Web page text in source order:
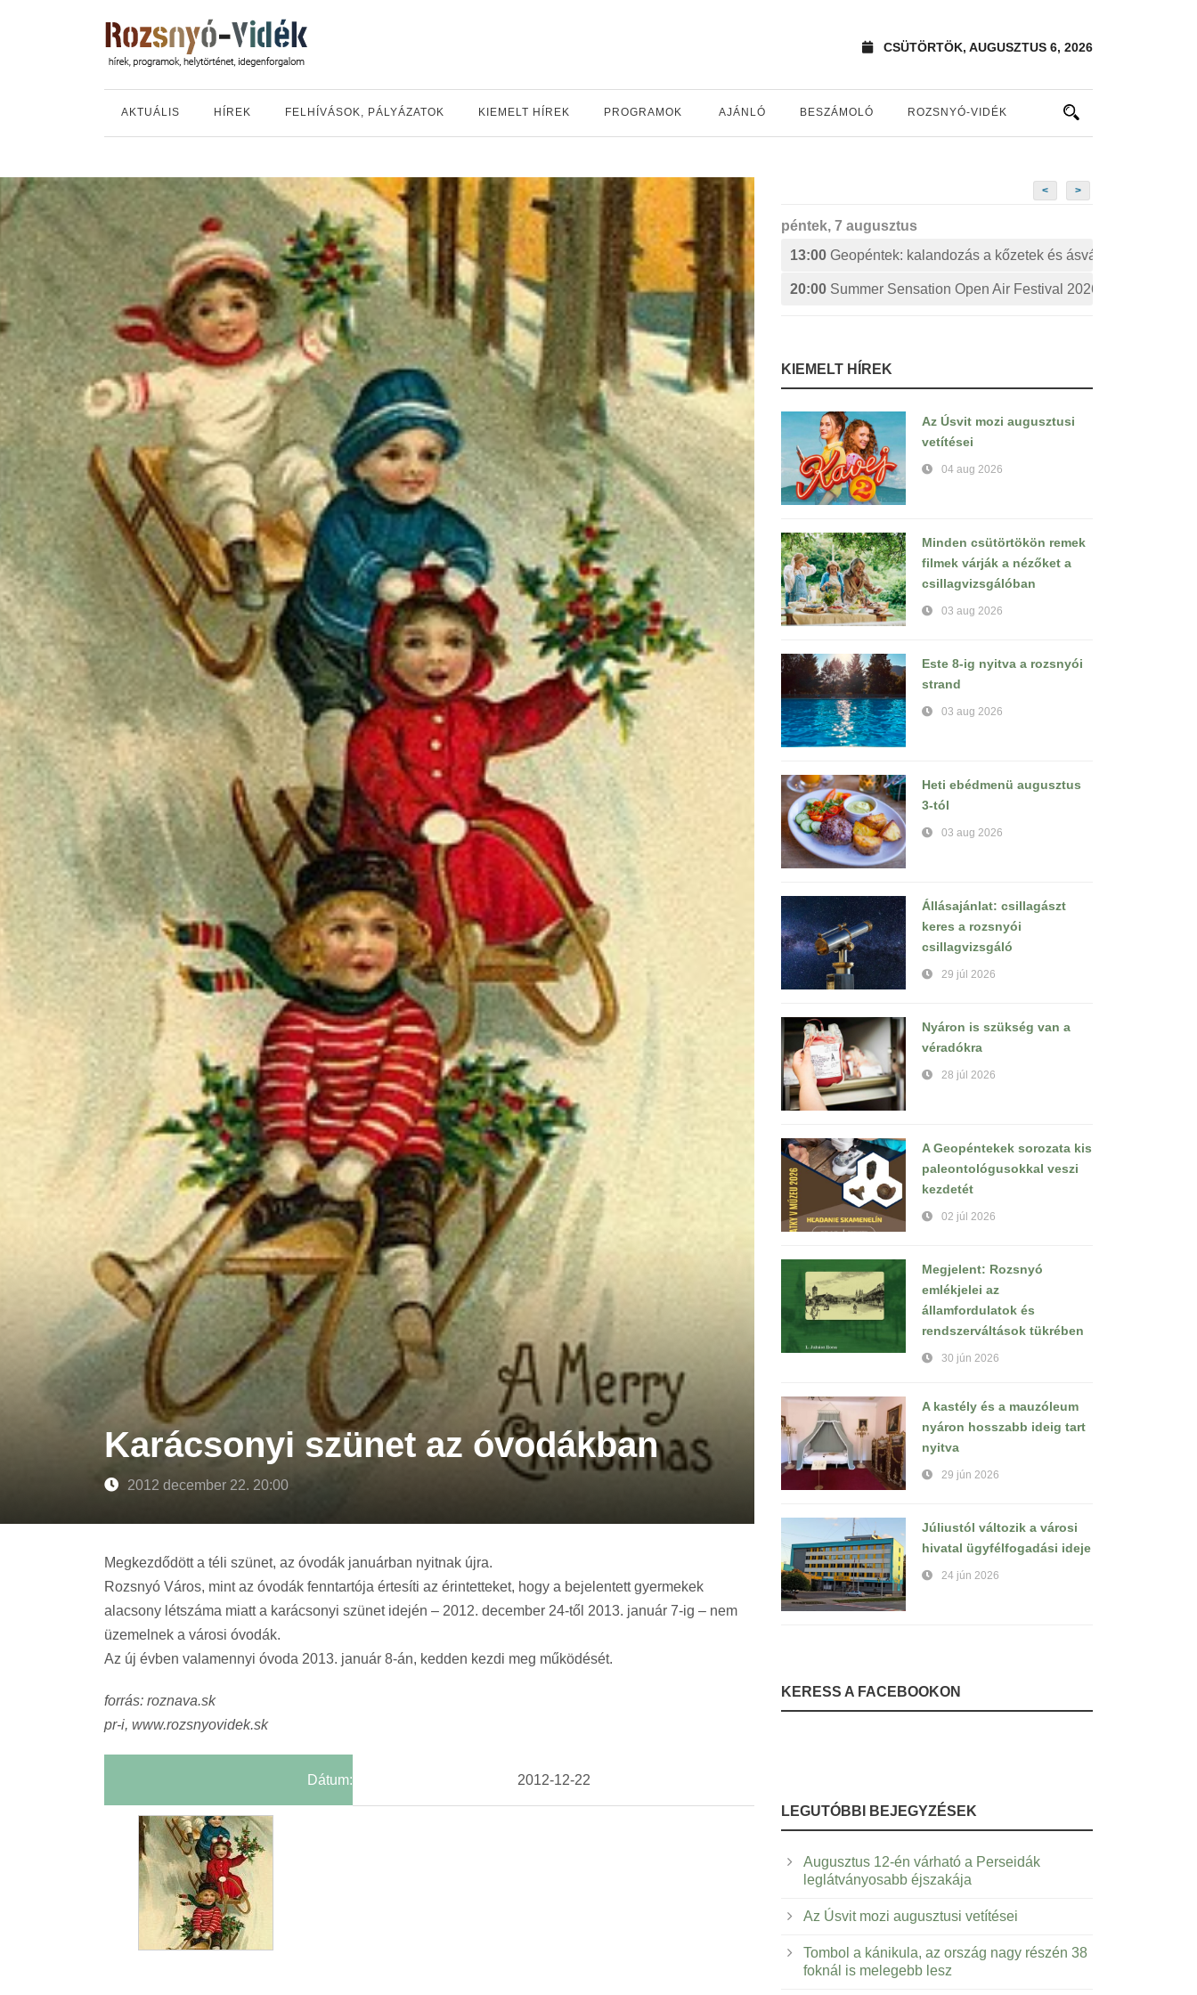
CSÜTÖRTÖK, AUGUSZTUS 6, 2026
AKTUÁLIS HÍREK FELHÍVÁSOK, PÁLYÁZATOK KIEMELT HÍREK PROGRAMOK AJÁNLÓ BESZÁMOLÓ ROZSNYÓ-VIDÉK
Karácsonyi szünet az óvodákban
2012 december 22. 20:00
Megkezdődött a téli szünet, az óvodák januárban nyitnak újra.
Rozsnyó Város, mint az óvodák fenntartója értesíti az érintetteket, hogy a bejelentett gyermekek
alacsony létszáma miatt a karácsonyi szünet idején – 2012. december 24-től 2013. január 7-ig – nem
üzemelnek a városi óvodák.
Az új évben valamennyi óvoda 2013. január 8-án, kedden kezdi meg működését.
forrás: roznava.sk
pr-i, www.rozsnyovidek.sk
Dátum: 2012-12-22
< >
péntek, 7 augusztus
13:00 Geopéntek: kalandozás a kőzetek és ásványok izgalmas
20:00 Summer Sensation Open Air Festival 2026:
KIEMELT HÍREK
Az Úsvit mozi augusztusi
vetítései
04 aug 2026
Minden csütörtökön remek
filmek várják a nézőket a
csillagvizsgálóban
03 aug 2026
Este 8-ig nyitva a rozsnyói
strand
03 aug 2026
Heti ebédmenü augusztus
3-tól
03 aug 2026
Állásajánlat: csillagászt
keres a rozsnyói
csillagvizsgáló
29 júl 2026
Nyáron is szükség van a
véradókra
28 júl 2026
A Geopéntekek sorozata kis
paleontológusokkal veszi
kezdetét
02 júl 2026
Megjelent: Rozsnyó
emlékjelei az
államfordulatok és
rendszerváltások tükrében
30 jún 2026
A kastély és a mauzóleum
nyáron hosszabb ideig tart
nyitva
29 jún 2026
Júliustól változik a városi
hivatal ügyfélfogadási ideje
24 jún 2026
KERESS A FACEBOOKON
LEGUTÓBBI BEJEGYZÉSEK
Augusztus 12-én várható a Perseidák
leglátványosabb éjszakája
Az Úsvit mozi augusztusi vetítései
Tombol a kánikula, az ország nagy részén 38
foknál is melegebb lesz